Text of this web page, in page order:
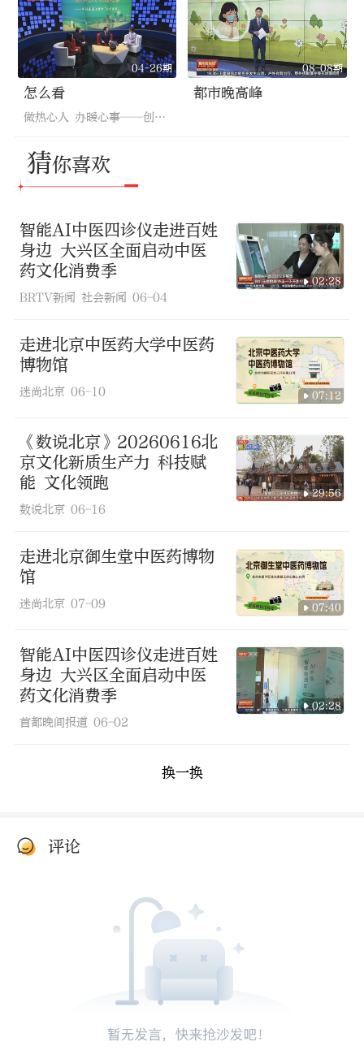
04-26期
怎么看
做热心人 办暖心事——创新基层治理的“光明实践”（下）
08-08期
都市晚高峰
猜你喜欢
智能AI中医四诊仪走进百姓
身边 大兴区全面启动中医
药文化消费季
BRTV新闻 社会新闻 06-04
02:28
走进北京中医药大学中医药
博物馆
迷尚北京 06-10 07:12
《数说北京》20260616北
京文化新质生产力 科技赋
能 文化领跑
数说北京 06-16
29:56
走进北京御生堂中医药博物
馆
迷尚北京 07-09 07:40
智能AI中医四诊仪走进百姓
身边 大兴区全面启动中医
药文化消费季
首都晚间报道 06-02
02:28
换一换
评论